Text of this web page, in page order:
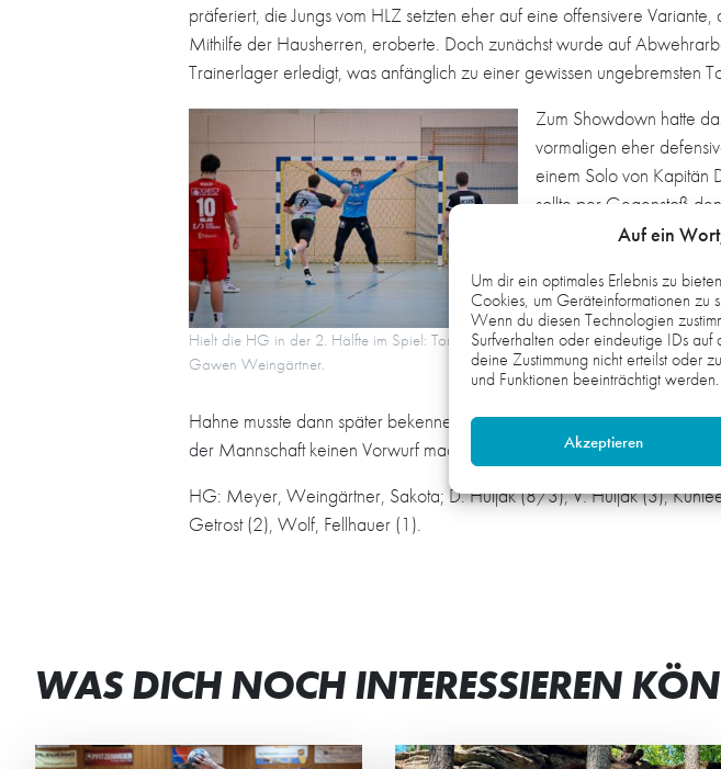
Auf ein
Um dir ein optimales Erlebnis zu
Cookies, um Geräteinformationen
Wenn du diesen Technologien
Surfverhalten oder eindeutige IDs
deine Zustimmung nicht erteilst oder
und Funktionen beeinträchtigt werden.
Akzeptieren
präferiert, die Jungs vom HLZ setzten eher auf eine offensivere
Mithilfe der Hausherren, eroberte. Doch zunächst wurde auf
Trainerlager erledigt, was anfänglich zu einer gewissen ungebremsten
Hielt die HG in der 2. Hälfte im Spiel: Torhüter
Gawen Weingärtner.
Zum Showdown hatte
vormaligen eher
einem Solo von Kapitän
sollte per Gegenstoß
per Strafwurf erhöhte
31:32 (59.), hinten
Er war einer der
vor Abpfiff war es Till
nahm ein letztes
Punkteteilung als
Hahne musste dann später bekennen: „Leider begingen wir zu viele
der Mannschaft keinen Vorwurf machen. Und ich glaube, dass der
HG: Meyer, Weingärtner, Sakota; D. Huljak (8/3), V. Huljak (3),
Getrost (2), Wolf, Fellhauer (1).
WAS DICH NOCH INTERESSIEREN